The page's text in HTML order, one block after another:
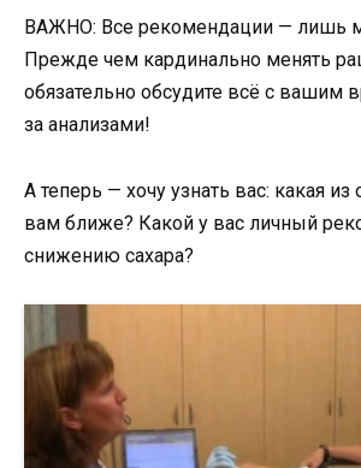
ВАЖНО: Все рекомендации — лишь
Прежде чем кардинально менять
обязательно обсудите всё с вашим
за анализами!
А теперь — хочу узнать вас: какая
вам ближе? Какой у вас личный
снижению сахара?